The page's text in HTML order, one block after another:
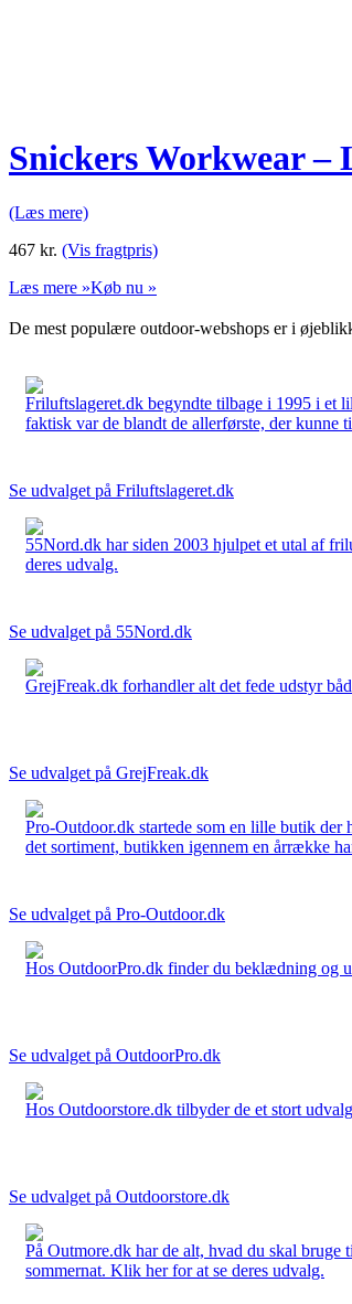
Snickers Workwear –
(Læs mere)
467 kr. (Vis fragtpris)
Læs mere »Køb nu »
De mest populære outdoor-webshops er i
Friluftslageret.dk begyndte tilbage i 1995 i et
faktisk var de blandt de allerførste, der kunne
Se udvalget på Friluftslageret.dk
55Nord.dk har siden 2003 hjulpet et utal af
deres udvalg.
Se udvalget på 55Nord.dk
GrejFreak.dk forhandler alt det fede udstyr
Se udvalget på GrejFreak.dk
Pro-Outdoor.dk startede som en lille butik
det sortiment, butikken igennem en årrække
Se udvalget på Pro-Outdoor.dk
Hos OutdoorPro.dk finder du beklædning og
Se udvalget på OutdoorPro.dk
Hos Outdoorstore.dk tilbyder de et stort
Se udvalget på Outdoorstore.dk
På Outmore.dk har de alt, hvad du skal bruge
sommernat. Klik her for at se deres udvalg.